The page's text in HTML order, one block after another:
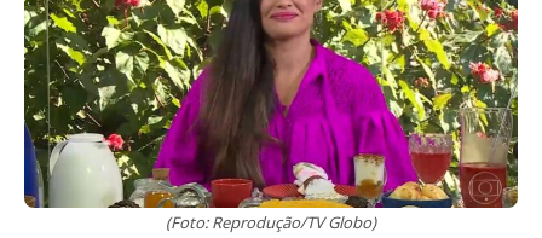
(Foto: Reprodução/TV Globo)